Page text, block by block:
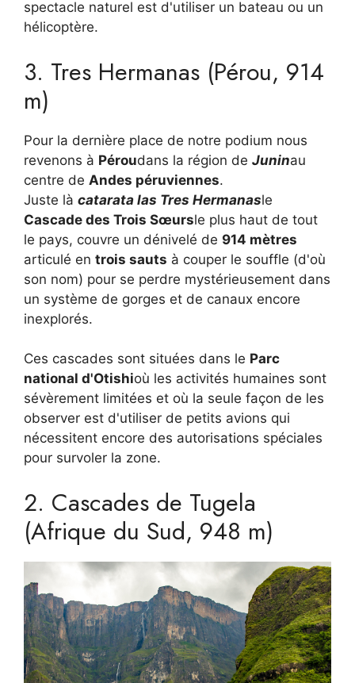
spectacle naturel est d'utiliser un bateau ou un
hélicoptère.
3. Tres Hermanas (Pérou, 914
m)
Pour la dernière place de notre podium nous
revenons à Péroudans la région de Juninau
centre de Andes péruviennes.
Juste là catarata las Tres Hermanasle
Cascade des Trois Sœursle plus haut de tout
le pays, couvre un dénivelé de 914 mètres
articulé en trois sauts à couper le souffle (d'où
son nom) pour se perdre mystérieusement dans
un système de gorges et de canaux encore
inexplorés.
Ces cascades sont situées dans le Parc
national d'Otishioù les activités humaines sont
sévèrement limitées et où la seule façon de les
observer est d'utiliser de petits avions qui
nécessitent encore des autorisations spéciales
pour survoler la zone.
2. Cascades de Tugela
(Afrique du Sud, 948 m)